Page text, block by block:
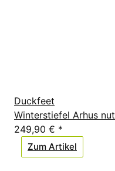
Duckfeet
Winterstiefel Arhus nut
249,90 € *
Zum Artikel